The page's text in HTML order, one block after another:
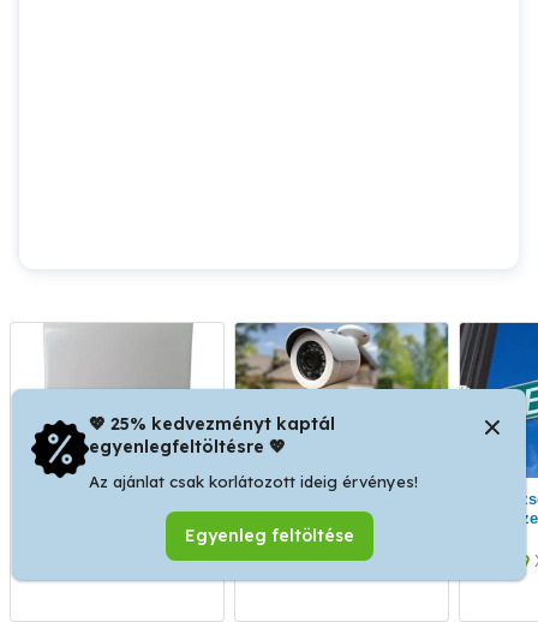
legjobb áron!
legjobb áron!
XIV. kerület
TV
💖 25% kedvezményt kaptál
egyenlegfeltöltésre 💖
Az ajánlat csak korlátozott ideig érvényes!
Egyenleg feltöltése